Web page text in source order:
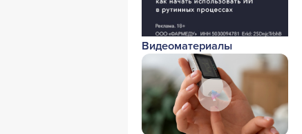
Видеоматериалы